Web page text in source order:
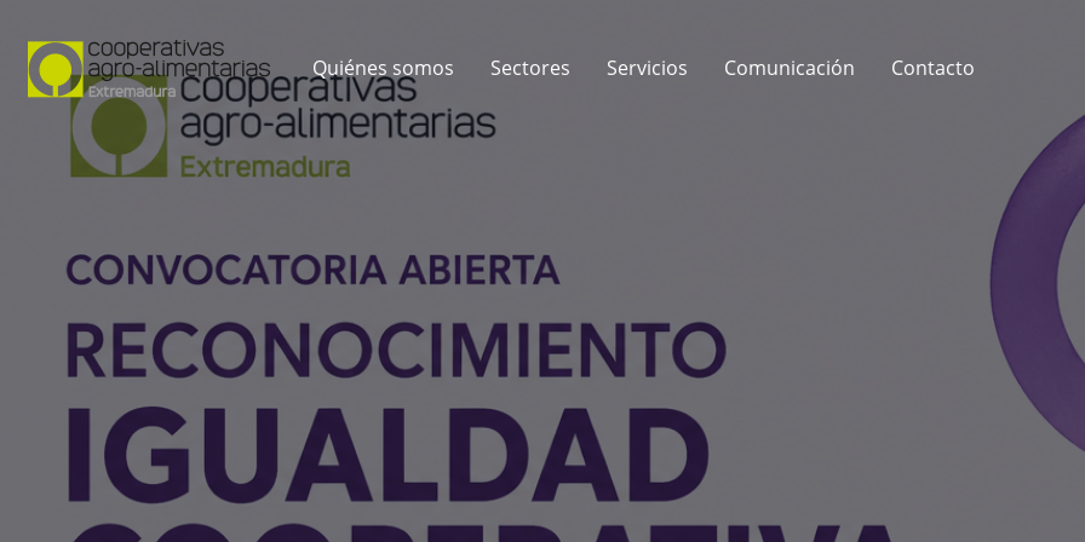
Quiénes somos Sectores Servicios Comunicación Contacto